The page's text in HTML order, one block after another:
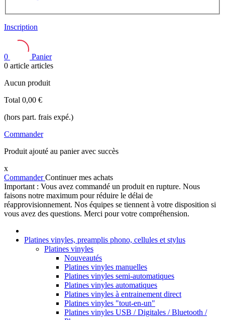
Inscription
0
Panier
0 article articles
Aucun produit
Total 0,00 €
(hors part. frais expé.)
Commander
Produit ajouté au panier avec succès
x
CommanderContinuer mes achats
Important : Vous avez commandé un produit en rupture. Nous
faisons notre maximum pour réduire le délai de
réapprovisionnement. Nos équipes se tiennent à votre disposition si
vous avez des questions. Merci pour votre compréhension.
Platines vinyles, preamplis phono, cellules et stylus
Platines vinyles
Nouveautés
Platines vinyles manuelles
Platines vinyles semi-automatiques
Platines vinyles automatiques
Platines vinyles à entrainement direct
Platines vinyles "tout-en-un"
Platines vinyles USB / Digitales / Bluetooth /